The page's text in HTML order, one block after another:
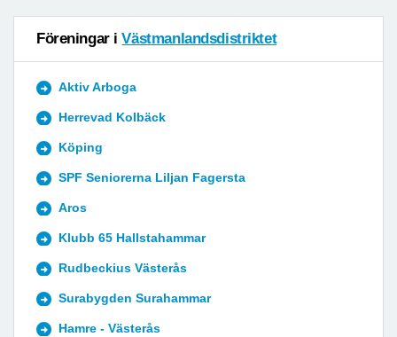
Föreningar iVästmanlandsdistriktet
Aktiv Arboga
Herrevad Kolbäck
Köping
SPF Seniorerna Liljan Fagersta
Aros
Klubb 65 Hallstahammar
Rudbeckius Västerås
Surabygden Surahammar
Hamre - Västerås